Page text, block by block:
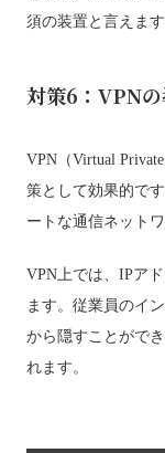
須の装置と言えます
対策6：VPNの
VPN（Virtual
策として効果的で
ートな通信ネット
VPN上では、IPア
ます。従業員のイ
から隠すことがで
れます。